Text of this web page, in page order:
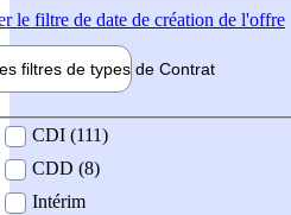
le filtre de date de création de l'offre
filtres de types de Contrat
contrat
CDI (111)
CDD (8)
Intérim